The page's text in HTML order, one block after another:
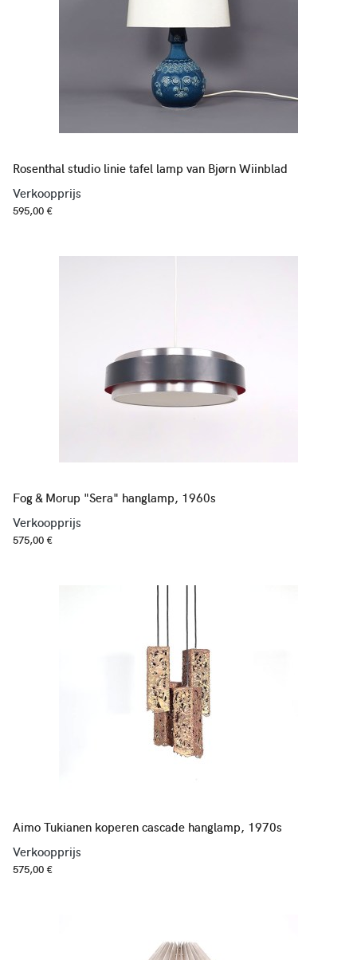
Rosenthal studio linie tafel lamp van Bjørn Wiinblad
Verkoopprijs
595,00 €
Fog & Morup "Sera" hanglamp, 1960s
Verkoopprijs
575,00 €
Aimo Tukianen koperen cascade hanglamp, 1970s
Verkoopprijs
575,00 €